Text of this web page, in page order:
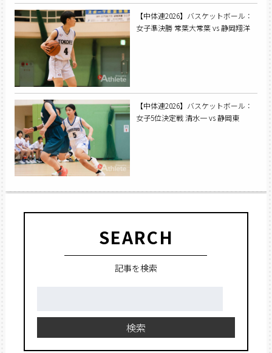
【中体連2026】バスケットボール：
女子準決勝 常葉大常葉 vs 静岡翔洋
【中体連2026】バスケットボール：
女子5位決定戦 清水一 vs 静岡東
SEARCH
記事を検索
検索